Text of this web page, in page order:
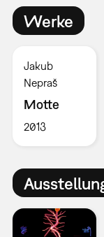
Werke
Jakub
Nepraš
Motte
2013